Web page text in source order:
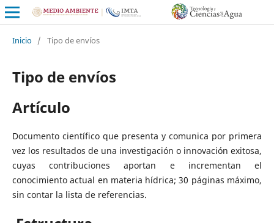
Inicio / Tipo de envíos
Tipo de envíos
Artículo
Documento científico que presenta y comunica por primera
vez los resultados de una investigación o innovación exitosa,
cuyas contribuciones aportan e incrementan el
conocimiento actual en materia hídrica; 30 páginas máximo,
sin contar la lista de referencias.